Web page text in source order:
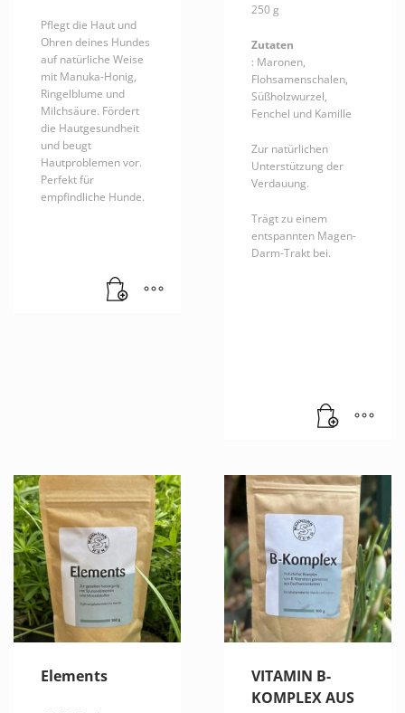
Pflegt die Haut und
Ohren deines Hundes
auf natürliche Weise
mit Manuka-Honig,
Ringelblume und
Milchsäure. Fördert
die Hautgesundheit
und beugt
Hautproblemen vor.
Perfekt für
empfindliche Hunde.
250 g
Zutaten
: Maronen,
Flohsamenschalen,
Süßholzwurzel,
Fenchel und Kamille
Zur natürlichen
Unterstützung der
Verdauung.
Trägt zu einem
entspannten Magen-
Darm-Trakt bei.
Elements
VITAMIN B-
KOMPLEX AUS